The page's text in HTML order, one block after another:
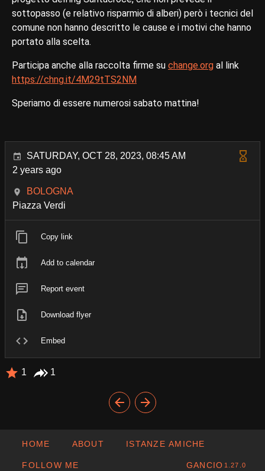
sottopasso (e relativo risparmio di alberi) però i tecnici del
comune non hanno descritto le cause e i motivi che hanno
portato alla scelta.
Participa anche alla raccolta firme su change.org al link
https://chng.it/4M29tTS2NM
Speriamo di essere numerosi sabato mattina!
SATURDAY, OCT 28, 2023, 08:45 AM
2 years ago
BOLOGNA
Piazza Verdi
Copy link
Add to calendar
Report event
Download flyer
Embed
1 1
HOME ABOUT ISTANZE AMICHE
FOLLOW ME GANCIO 1.27.0